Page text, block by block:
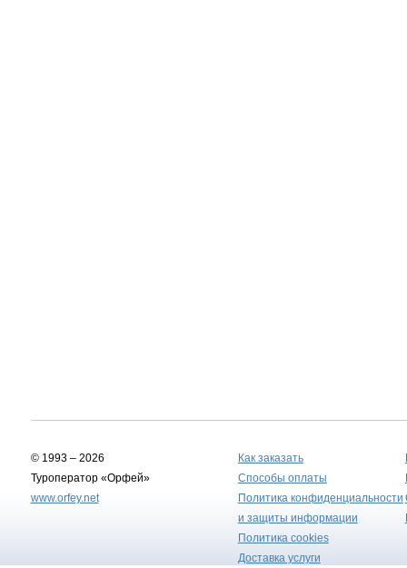
© 1993 – 2026
Туроператор «Орфей»
www.orfey.net
Как заказать
Способы оплаты
Политика конфиденциальности
и защиты информации
Политика cookies
Доставка услуги